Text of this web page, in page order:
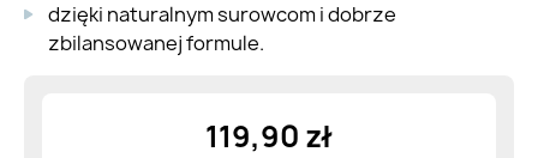
dzięki naturalnym surowcom i dobrze
zbilansowanej formule.
119,90 zł